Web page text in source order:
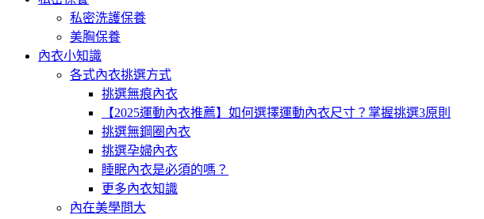
私密洗護保養
美胸保養
內衣小知識
各式內衣挑選方式
挑選無痕內衣
【2025運動內衣推薦】如何選擇運動內衣尺寸？掌握挑選3原則
挑選無鋼圈內衣
挑選孕婦內衣
睡眠內衣是必須的嗎？
更多內衣知識
內在美學問大